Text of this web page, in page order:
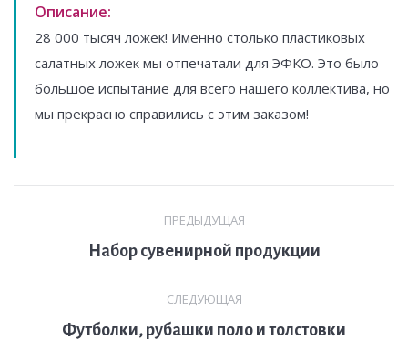
Описание:
28 000 тысяч ложек! Именно столько пластиковых
салатных ложек мы отпечатали для ЭФКО. Это было
большое испытание для всего нашего коллектива, но
мы прекрасно справились с этим заказом!
ПРЕДЫДУЩАЯ
Предыдущая
Набор сувенирной продукции
СЛЕДУЮЩАЯ
След.
Футболки, рубашки поло и толстовки